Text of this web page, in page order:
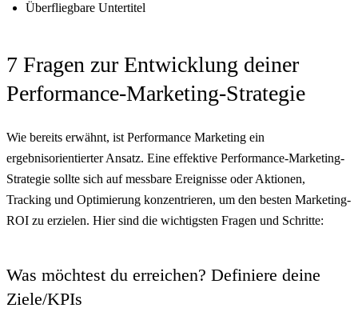
Überfliegbare Untertitel
7 Fragen zur Entwicklung deiner
Performance-Marketing-Strategie
Wie bereits erwähnt, ist Performance Marketing ein
ergebnisorientierter Ansatz. Eine effektive Performance-Marketing-
Strategie sollte sich auf messbare Ereignisse oder Aktionen,
Tracking und Optimierung konzentrieren, um den besten Marketing-
ROI zu erzielen. Hier sind die wichtigsten Fragen und Schritte:
Was möchtest du erreichen? Definiere deine
Ziele/KPIs